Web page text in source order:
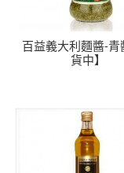
百益義大利麵醬-青
貨中】